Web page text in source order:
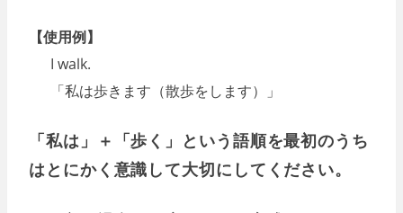
【使用例】
I walk.
「私は歩きます（散歩をします）」
「私は」＋「歩く」という語順を最初のうち
はとにかく意識して大切にしてください。